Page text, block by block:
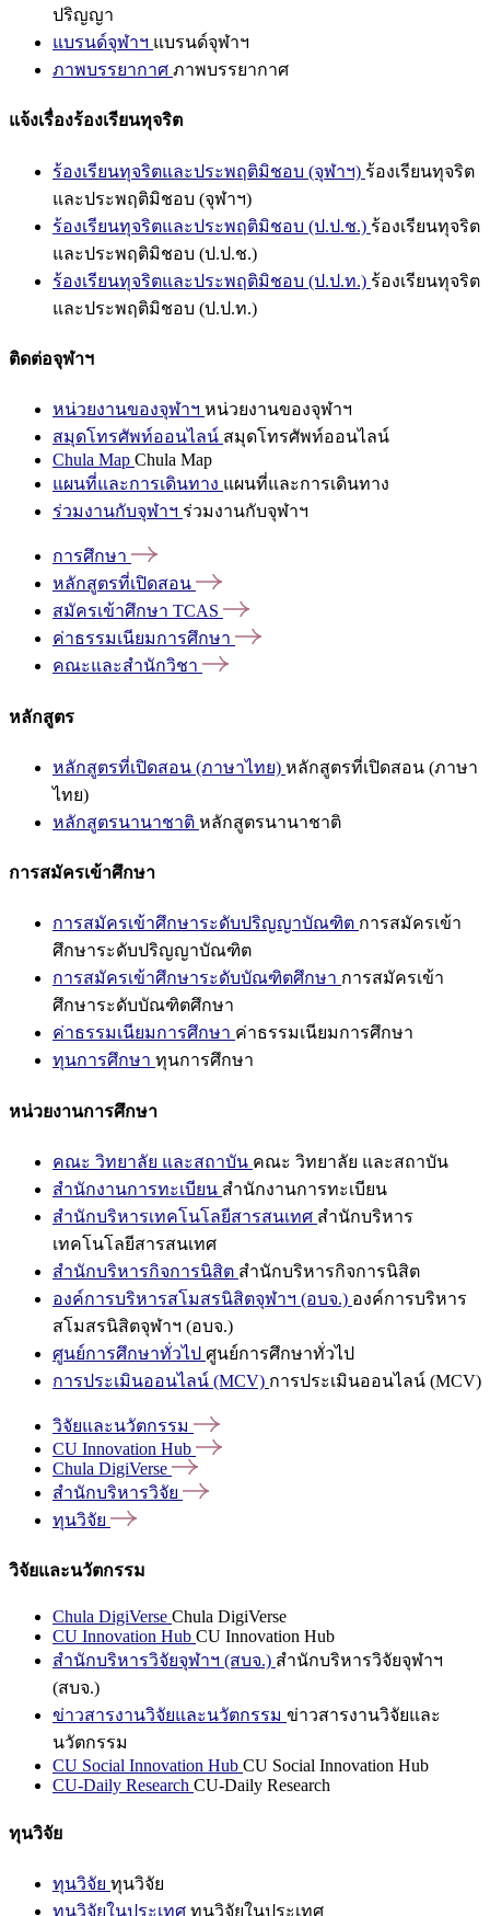
ปริญญา
แบรนด์จุฬาฯ แบรนด์จุฬาฯ
ภาพบรรยากาศ ภาพบรรยากาศ
แจ้งเรื่องร้องเรียนทุจริต
ร้องเรียนทุจริตและประพฤติมิชอบ (จุฬาฯ) ร้องเรียนทุจริต
และประพฤติมิชอบ (จุฬาฯ)
ร้องเรียนทุจริตและประพฤติมิชอบ (ป.ป.ช.) ร้องเรียนทุจริต
และประพฤติมิชอบ (ป.ป.ช.)
ร้องเรียนทุจริตและประพฤติมิชอบ (ป.ป.ท.) ร้องเรียนทุจริต
และประพฤติมิชอบ (ป.ป.ท.)
ติดต่อจุฬาฯ
หน่วยงานของจุฬาฯ หน่วยงานของจุฬาฯ
สมุดโทรศัพท์ออนไลน์ สมุดโทรศัพท์ออนไลน์
Chula Map Chula Map
แผนที่และการเดินทาง แผนที่และการเดินทาง
ร่วมงานกับจุฬาฯ ร่วมงานกับจุฬาฯ
การศึกษา
หลักสูตรที่เปิดสอน
สมัครเข้าศึกษา TCAS
ค่าธรรมเนียมการศึกษา
คณะและสำนักวิชา
หลักสูตร
หลักสูตรที่เปิดสอน (ภาษาไทย) หลักสูตรที่เปิดสอน (ภาษา
ไทย)
หลักสูตรนานาชาติ หลักสูตรนานาชาติ
การสมัครเข้าศึกษา
การสมัครเข้าศึกษาระดับปริญญาบัณฑิต การสมัครเข้า
ศึกษาระดับปริญญาบัณฑิต
การสมัครเข้าศึกษาระดับบัณฑิตศึกษา การสมัครเข้า
ศึกษาระดับบัณฑิตศึกษา
ค่าธรรมเนียมการศึกษา ค่าธรรมเนียมการศึกษา
ทุนการศึกษา ทุนการศึกษา
หน่วยงานการศึกษา
คณะ วิทยาลัย และสถาบัน คณะ วิทยาลัย และสถาบัน
สำนักงานการทะเบียน สำนักงานการทะเบียน
สำนักบริหารเทคโนโลยีสารสนเทศ สำนักบริหาร
เทคโนโลยีสารสนเทศ
สำนักบริหารกิจการนิสิต สำนักบริหารกิจการนิสิต
องค์การบริหารสโมสรนิสิตจุฬาฯ (อบจ.) องค์การบริหาร
สโมสรนิสิตจุฬาฯ (อบจ.)
ศูนย์การศึกษาทั่วไป ศูนย์การศึกษาทั่วไป
การประเมินออนไลน์ (MCV) การประเมินออนไลน์ (MCV)
วิจัยและนวัตกรรม
CU Innovation Hub
Chula DigiVerse
สำนักบริหารวิจัย
ทุนวิจัย
วิจัยและนวัตกรรม
Chula DigiVerse Chula DigiVerse
CU Innovation Hub CU Innovation Hub
สำนักบริหารวิจัยจุฬาฯ (สบจ.) สำนักบริหารวิจัยจุฬาฯ
(สบจ.)
ข่าวสารงานวิจัยและนวัตกรรม ข่าวสารงานวิจัยและ
นวัตกรรม
CU Social Innovation Hub CU Social Innovation Hub
CU-Daily Research CU-Daily Research
ทุนวิจัย
ทุนวิจัย ทุนวิจัย
ทุนวิจัยในประเทศ ทุนวิจัยในประเทศ